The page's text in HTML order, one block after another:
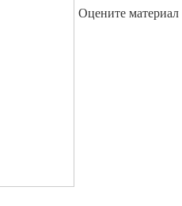
Оцените материал